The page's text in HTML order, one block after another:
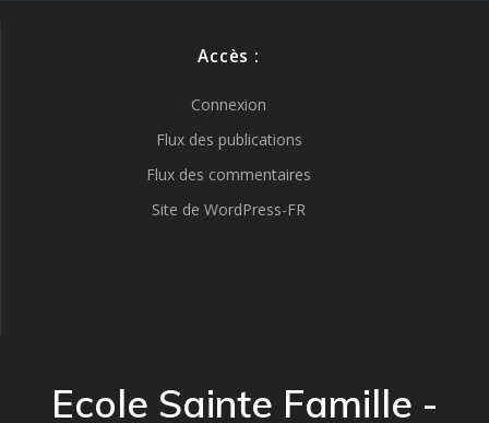
Accès :
Connexion
Flux des publications
Flux des commentaires
Site de WordPress-FR
Ecole Sainte Famille -